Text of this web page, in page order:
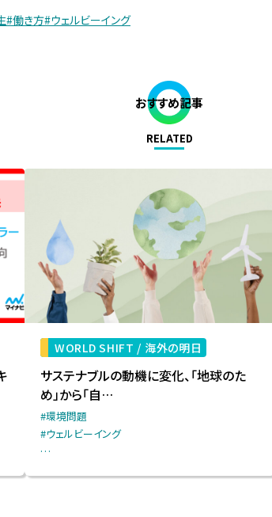
#働き方#ウェルビーイング
おすすめ記事
RELATED
WORLD SHIFT / 海外の明日
サステナブルの動機に変化、「地球のた
め」から「自…
#環境問題
#ウェルビーイング
…